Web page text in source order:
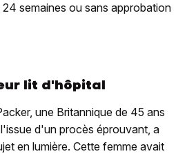
semaines ou sans approbation
lit d'hôpital
une Britannique de 45 ans
d'un procès éprouvant, a
en lumière. Cette femme avait